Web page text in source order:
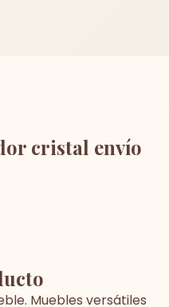
cristal envío
Muebles versátiles